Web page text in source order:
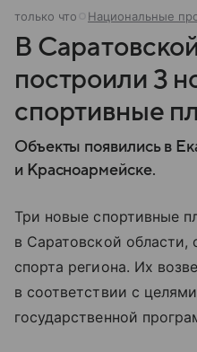
1 минуту назад
В
построили 3
спортивные
Объекты появились в
и Красноармейске.
Три новые спортивные
в Саратовской
спорта региона. Их
в соответствии с
государственной